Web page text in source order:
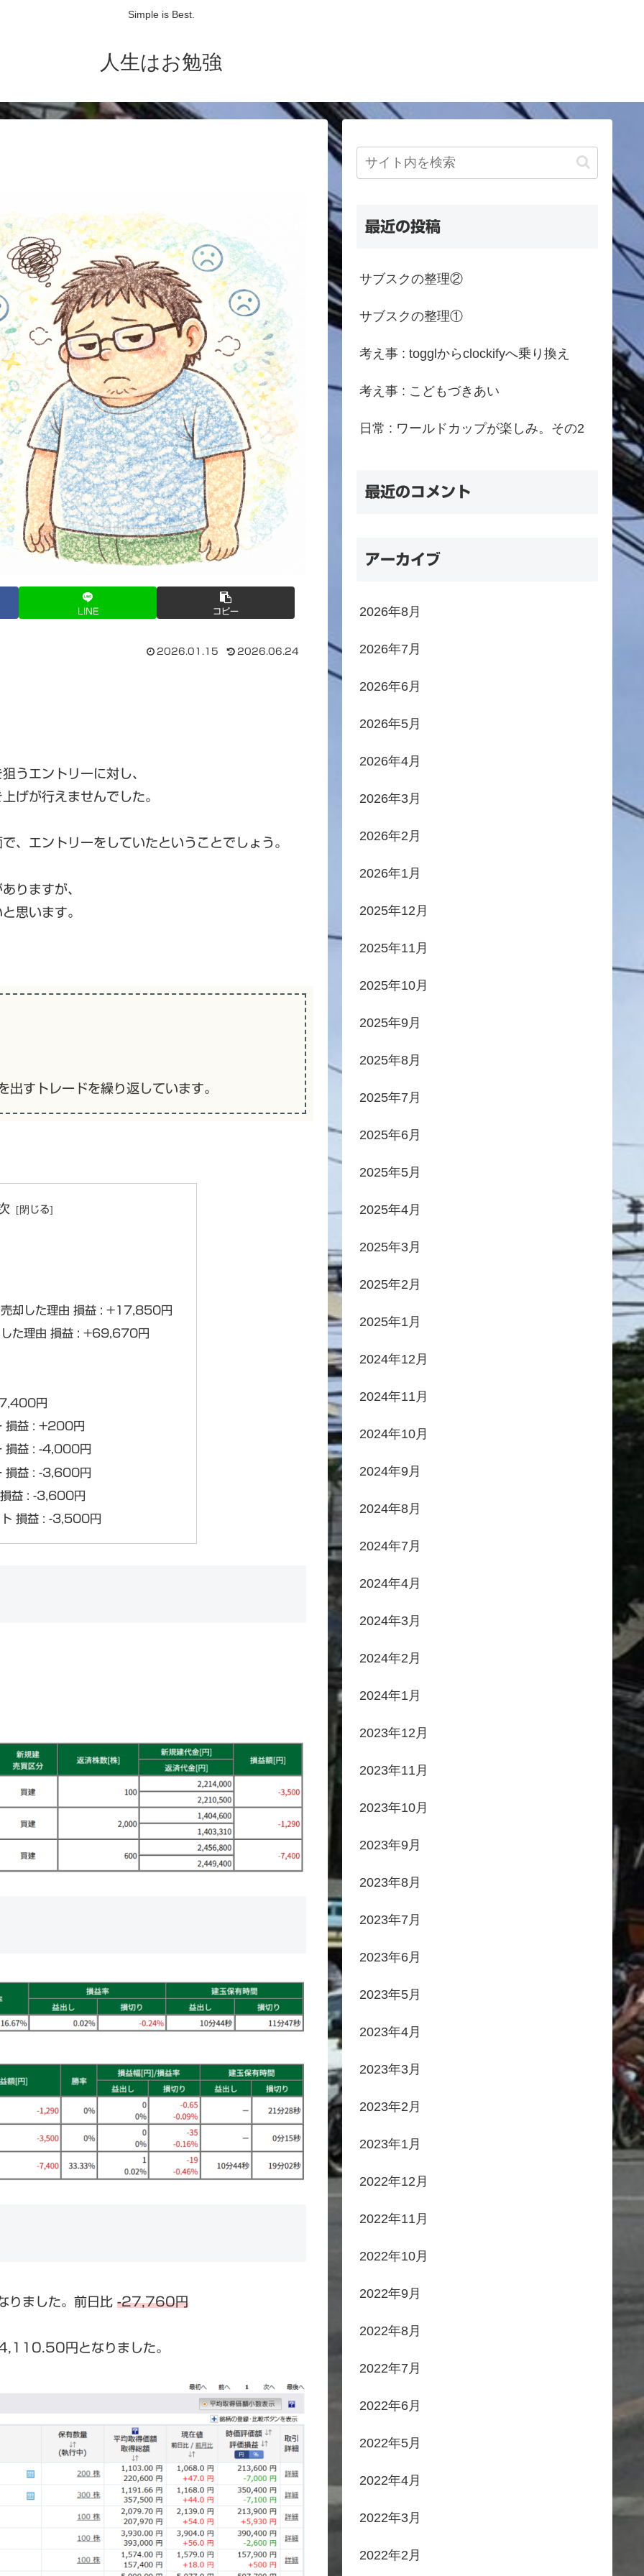
Simple is Best.
人生はお勉強
LINE コピー
2026.01.15 2026.06.24
うエントリーに対し、
げが行えませんでした。
、エントリーをしていたということでしょう。
りますが、
思います。
すトレードを繰り返しています。
却した理由 損益 : +17,850円
た理由 損益 : +69,670円
円
損益 : +200円
損益 : -4,000円
損益 : -3,600円
益 : -3,600円
損益 : -3,500円
りました。前日比 -27,760円
円となりました。
最近の投稿
サブスクの整理②
サブスクの整理①
考え事 : togglからclockifyへ乗り換え
考え事 : こどもづきあい
日常 : ワールドカップが楽しみ。その2
最近のコメント
アーカイブ
2026年8月
2026年7月
2026年6月
2026年5月
2026年4月
2026年3月
2026年2月
2026年1月
2025年12月
2025年11月
2025年10月
2025年9月
2025年8月
2025年7月
2025年6月
2025年5月
2025年4月
2025年3月
2025年2月
2025年1月
2024年12月
2024年11月
2024年10月
2024年9月
2024年8月
2024年7月
2024年4月
2024年3月
2024年2月
2024年1月
2023年12月
2023年11月
2023年10月
2023年9月
2023年8月
2023年7月
2023年6月
2023年5月
2023年4月
2023年3月
2023年2月
2023年1月
2022年12月
2022年11月
2022年10月
2022年9月
2022年8月
2022年7月
2022年6月
2022年5月
2022年4月
2022年3月
2022年2月